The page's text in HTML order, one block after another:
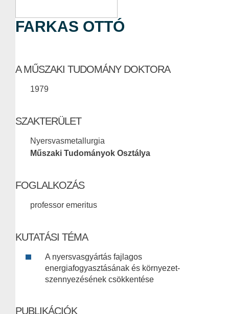
FARKAS OTTÓ
A MŰSZAKI TUDOMÁNY DOKTORA
1979
SZAKTERÜLET
Nyersvasmetallurgia
Műszaki Tudományok Osztálya
FOGLALKOZÁS
professor emeritus
KUTATÁSI TÉMA
A nyersvasgyártás fajlagos
energiafogyasztásának és környezet-
szennyezésének csökkentése
PUBLIKÁCIÓK